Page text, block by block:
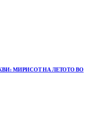
МИРИСОТ НА ЛЕТОТО ВО